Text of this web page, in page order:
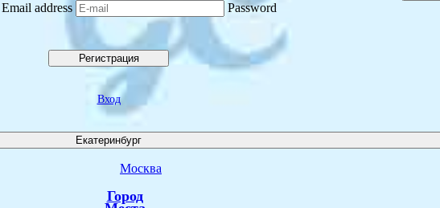
Email address
Password
Регистрация
Вход
Екатеринбург
Москва
Город